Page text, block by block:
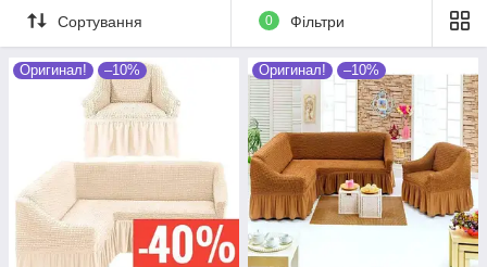
Сортування 0 Фільтри
Оригинал! –10% Оригинал! –10%